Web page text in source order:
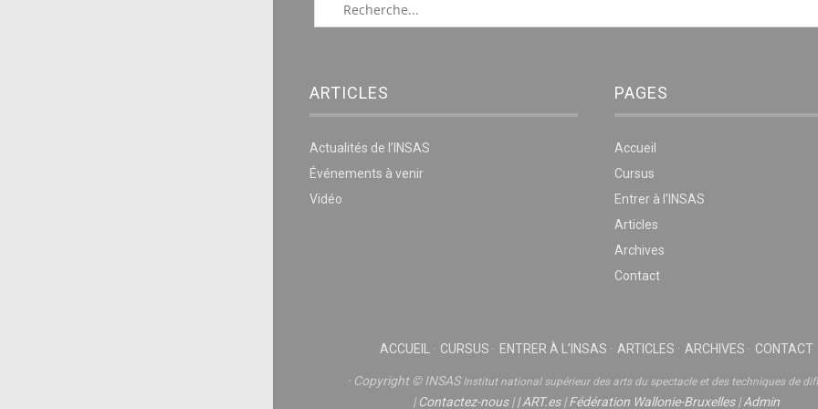
ARTICLES
Actualités de l’INSAS
Événements à venir
Vidéo
PAGES
Accueil
Cursus
Entrer à l’INSAS
Articles
Archives
Contact
ACCUEIL CURSUS ENTRER À L’INSAS ARTICLES ARCHIVES CONTACT
Copyright © INSASInstitut national supérieur des arts du spectacle et des techniques de
|Contactez-nous||ART.es|Fédération Wallonie-Bruxelles|Admin